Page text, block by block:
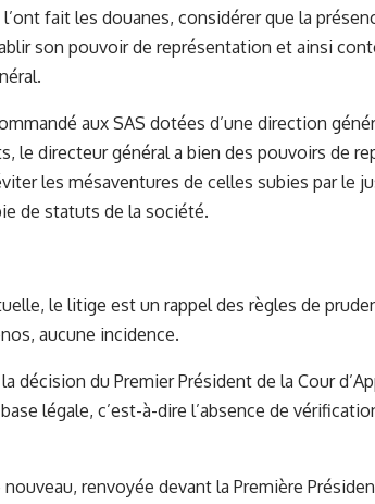
fait les douanes, considérer que la
son pouvoir de représentation et ainsi
aux SAS dotées d’une direction
le directeur général a bien des pouvoirs de
les mésaventures de celles subies par le
de statuts de la société.
le litige est un rappel des règles de
aucune incidence.
décision du Premier Président de la Cour
légale, c’est-à-dire l’absence de
nouveau, renvoyée devant la Première